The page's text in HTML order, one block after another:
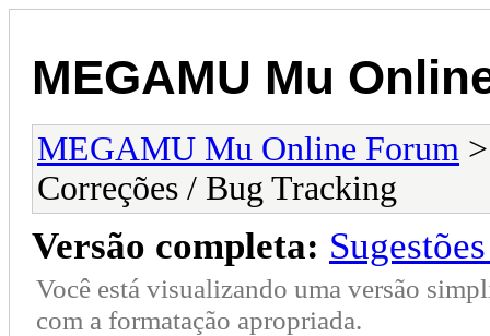
MEGAMU Mu
MEGAMU Mu Online Forum
Correções / Bug Tracking
Versão completa:
Você está visualizando uma versão
com a formatação apropriada.